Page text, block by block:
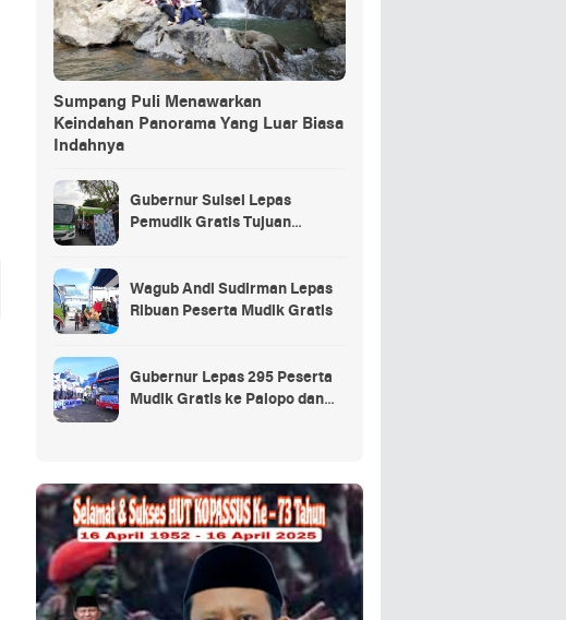
Sumpang Puli Menawarkan
Keindahan Panorama Yang Luar Biasa
Indahnya
Gubernur Sulsel Lepas
Pemudik Gratis Tujuan
Wagub Andi Sudirman Lepas
Ribuan Peserta Mudik Gratis
Gubernur Lepas 295 Peserta
Mudik Gratis ke Palopo dan